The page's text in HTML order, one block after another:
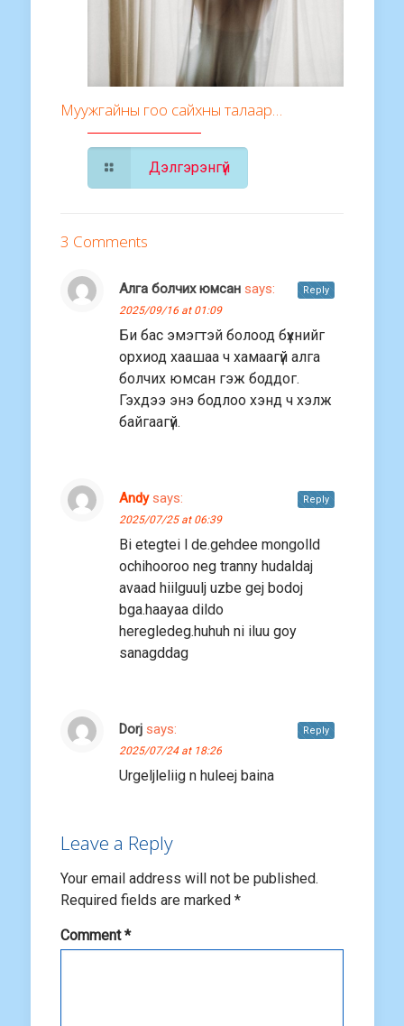
Муужгайны гоо сайхны талаар…
Дэлгэрэнгүй
3 Comments
Алга болчих юмсан says:
2025/09/16 at 01:09
Би бас эмэгтэй болоод бүхнийг
орхиод хаашаа ч хамаагүй алга
болчих юмсан гэж боддог.
Гэхдээ энэ бодлоо хэнд ч хэлж
байгаагүй.
Reply
Andy says:
2025/07/25 at 06:39
Bi etegtei l de.gehdee mongolld
ochihooroo neg tranny hudaldaj
avaad hiilguulj uzbe gej bodoj
bga.haayaa dildo
heregledeg.huhuh ni iluu goy
sanagddag
Reply
Dorj says:
2025/07/24 at 18:26
Urgeljleliig n huleej baina
Reply
Leave a Reply
Your email address will not be published.
Required fields are marked *
Comment*